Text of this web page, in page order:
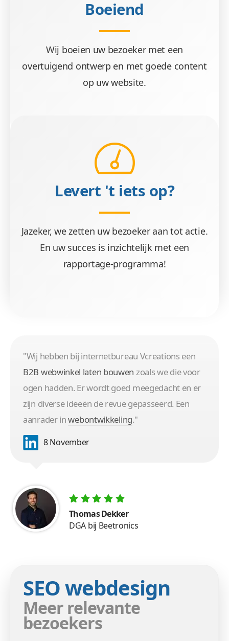
Boeiend
Wij boeien uw bezoeker met een
overtuigend ontwerp en met goede content
op uw website.
Levert 't iets op?
Jazeker, we zetten uw bezoeker aan tot actie.
En uw succes is inzichtelijk met een
rapportage-programma!
"Wij hebben bij internetbureau Vcreations een
B2B webwinkel laten bouwen zoals we die voor
ogen hadden. Er wordt goed meegedacht en er
zijn diverse ideeën de revue gepasseerd. Een
aanrader inwebontwikkeling."
8 November
Thomas Dekker
DGA bij Beetronics
SEO webdesign
Meer relevante
bezoekers